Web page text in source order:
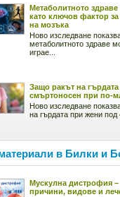
Метаболитното здраве
като ключов фактор за
на мозъка
Ново изследване
метаболитното здраве
играе...
Защо ракът на гърдата
смъртоносен при по-
Ново изследване
на гърдата при жени под
в Билки и
Мускулна дистрофия
причини, видове и